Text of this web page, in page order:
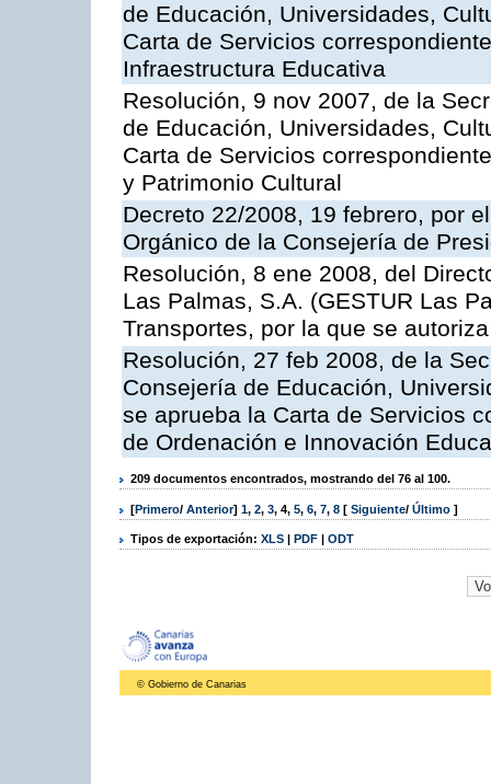
de Educación, Universidades,
Carta de Servicios
Infraestructura Educativa
Resolución, 9 nov 2007, de la
de Educación, Universidades,
Carta de Servicios
y Patrimonio Cultural
Decreto 22/2008, 19 febrero, por
Orgánico de la Consejería de
Resolución, 8 ene 2008, del
Las Palmas, S.A. (GESTUR Las
Transportes, por la que se
Resolución, 27 feb 2008, de la
Consejería de Educación,
se aprueba la Carta de Servicios
de Ordenación e Innovación
209 documentos encontrados, mostrando del 76 al 100.
[Primero/ Anterior] 1, 2, 3, 4, 5, 6, 7, 8 [ Siguiente/ Último ]
Tipos de exportación: XLS | PDF | ODT
© Gobierno de Canarias